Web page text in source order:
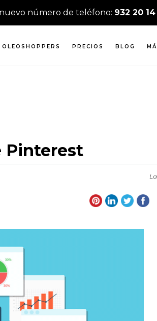
número de teléfono: 932 20
OLEOSHOPPERS PRECIOS BLOG
Pinterest